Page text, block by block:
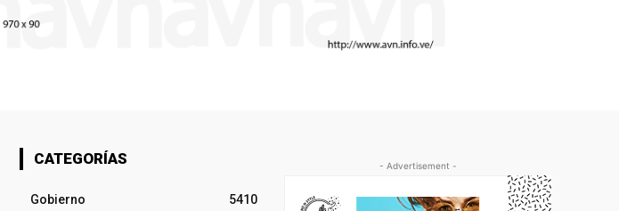
CATEGORÍAS
Gobierno
5410
- Advertisement -